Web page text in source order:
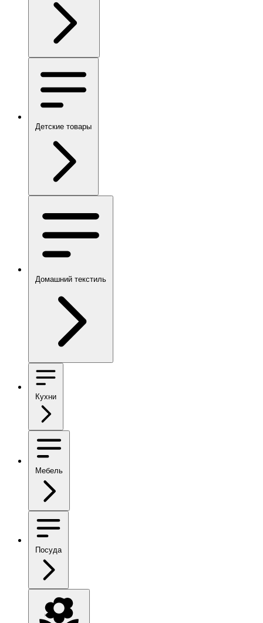
Детские товары
Домашний текстиль
Кухни
Мебель
Посуда